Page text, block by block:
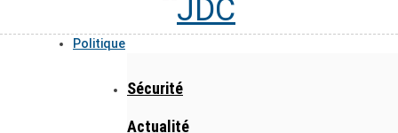
Politique
Sécurité
Actualité